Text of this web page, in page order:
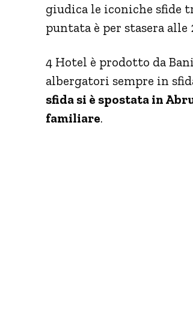
giudica le iconiche sfide
puntata è per stasera alle
4 Hotel è prodotto da
albergatori sempre in
sfida si è spostata in
familiare.